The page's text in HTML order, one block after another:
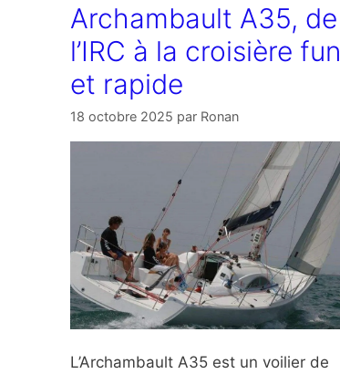
Archambault A35, de
l’IRC à la croisière fun
et rapide
18 octobre 2025 par Ronan
L’Archambault A35 est un voilier de